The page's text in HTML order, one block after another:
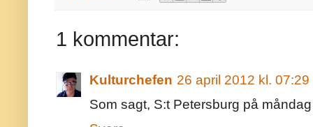
1 kommentar:
Kulturchefen 26 april 2012 kl. 07:29
Som sagt, S:t Petersburg på